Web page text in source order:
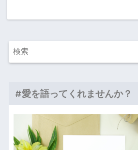
#愛を語ってくれませんか？